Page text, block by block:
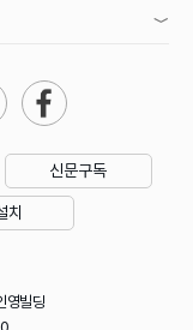
신문구독
치
영빌딩